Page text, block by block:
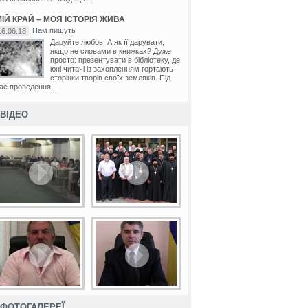
КРАЙ – МОЯ ІСТОРІЯ ЖИВА
Нам пишуть
Даруйте любов! А як її дарувати,
якщо не словами в книжках? Дуже
просто: презентувати в бібліотеку, де
юні читачі із захопленням гортають
сторінки творів своїх земляків. Під
проведення...
ВІДЕО